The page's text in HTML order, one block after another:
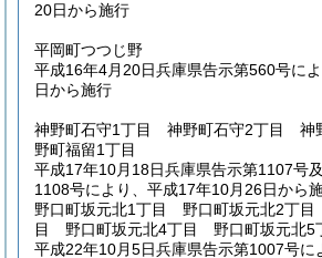
20日から施行
平岡町つつじ野
平成16年4月20日兵庫県告示第560号に
日から施行
神野町石守1丁目 神野町石守2丁目 神
野町福留1丁目
平成17年10月18日兵庫県告示第1107号
1108号により、平成17年10月26日から
野口町坂元北1丁目 野口町坂元北2丁
目 野口町坂元北4丁目 野口町坂元北5
平成22年10月5日兵庫県告示第1007号に